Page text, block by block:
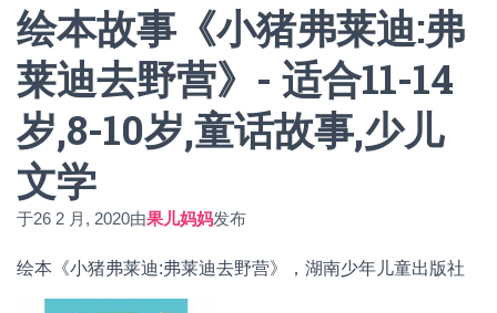
绘本故事《小猪弗莱迪:弗
莱迪去野营》- 适合11-14
岁,8-10岁,童话故事,少儿
文学
于26 2 月, 2020由果儿妈妈发布
绘本《小猪弗莱迪:弗莱迪去野营》，湖南少年儿童出版社